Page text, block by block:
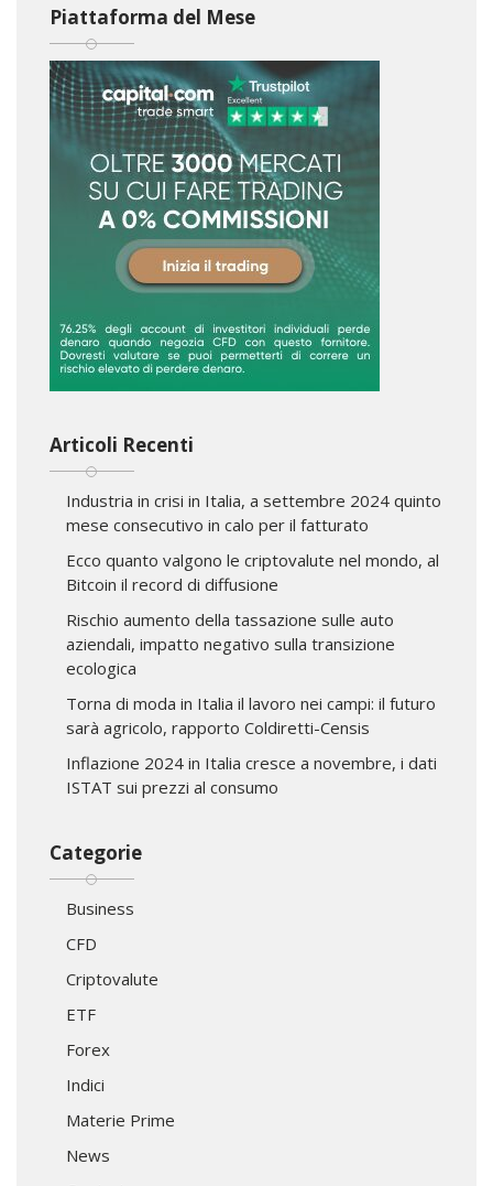
Piattaforma del Mese
Articoli Recenti
Industria in crisi in Italia, a settembre 2024 quinto
mese consecutivo in calo per il fatturato
Ecco quanto valgono le criptovalute nel mondo, al
Bitcoin il record di diffusione
Rischio aumento della tassazione sulle auto
aziendali, impatto negativo sulla transizione
ecologica
Torna di moda in Italia il lavoro nei campi: il futuro
sarà agricolo, rapporto Coldiretti-Censis
Inflazione 2024 in Italia cresce a novembre, i dati
ISTAT sui prezzi al consumo
Categorie
Business
CFD
Criptovalute
ETF
Forex
Indici
Materie Prime
News